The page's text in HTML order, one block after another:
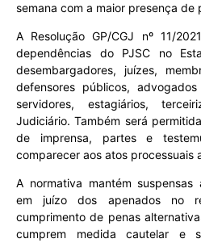
semana com a maior presença de
A Resolução GP/CGJ nº 11/
dependências do PJSC no
desembargadores, juízes,
defensores públicos,
servidores, estagiários,
Judiciário. Também será
de imprensa, partes e
comparecer aos atos processuais
A normativa mantém suspensas
em juízo dos apenados no
cumprimento de penas
cumprem medida cautelar e